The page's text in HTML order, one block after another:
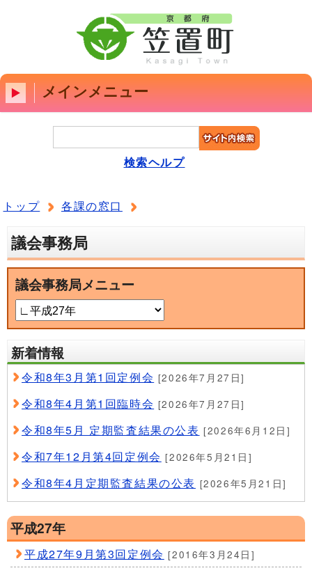
メインメニュー
検索ヘルプ
トップ 各課の窓口
議会事務局
議会事務局メニュー
新着情報
令和8年3月第1回定例会 [2026年7月27日]
令和8年4月第1回臨時会 [2026年7月27日]
令和8年5月 定期監査結果の公表 [2026年6月12日]
令和7年12月第4回定例会 [2026年5月21日]
令和8年4月定期監査結果の公表 [2026年5月21日]
平成27年
平成27年9月第3回定例会 [2016年3月24日]